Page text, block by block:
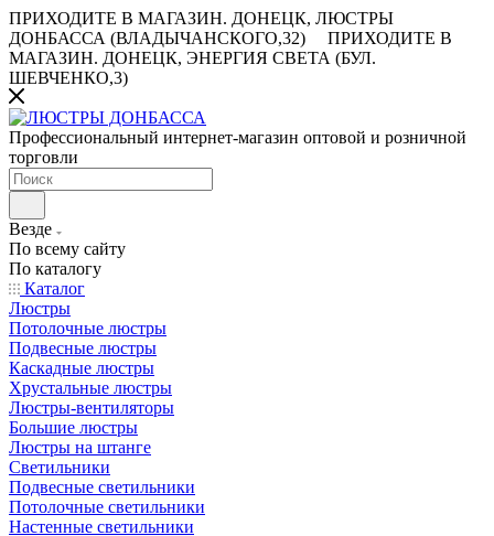
ПРИХОДИТЕ В МАГАЗИН. ДОНЕЦК, ЛЮСТРЫ
ДОНБАССА (ВЛАДЫЧАНСКОГО,32)
ПРИХОДИТЕ В
МАГАЗИН. ДОНЕЦК, ЭНЕРГИЯ СВЕТА (БУЛ.
ШЕВЧЕНКО,3)
Профессиональный интернет-магазин оптовой и розничной
торговли
Везде
По всему сайту
По каталогу
Каталог
Люстры
Потолочные люстры
Подвесные люстры
Каскадные люстры
Хрустальные люстры
Люстры-вентиляторы
Большие люстры
Люстры на штанге
Светильники
Подвесные светильники
Потолочные светильники
Настенные светильники